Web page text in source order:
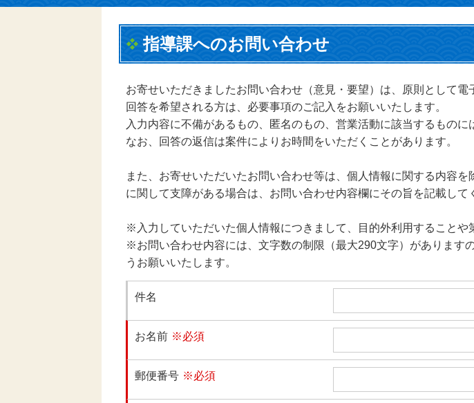
指導課へのお問い合わせ
お寄せいただきましたお問い合わせ（意見・要望）は、原則として電
回答を希望される方は、必要事項のご記入をお願いいたします。
入力内容に不備があるもの、匿名のもの、営業活動に該当するもの
なお、回答の返信は案件によりお時間をいただくことがあります。
また、お寄せいただいたお問い合わせ等は、個人情報に関する内容
に関して支障がある場合は、お問い合わせ内容欄にその旨を記載して
※入力していただいた個人情報につきまして、目的外利用することや
※お問い合わせ内容には、文字数の制限（最大290文字）があります
うお願いいたします。
件名
お名前 ※必須
郵便番号 ※必須